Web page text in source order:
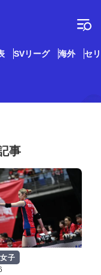
SVリーグ 海外 セ
事
子